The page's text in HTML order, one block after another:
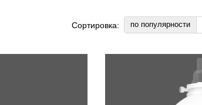
Сортировка: по популярности